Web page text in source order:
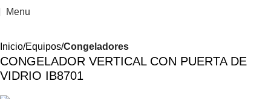
Menu
Inicio Equipos Congeladores
CONGELADOR VERTICAL CON PUERTA DE
VIDRIO IB8701